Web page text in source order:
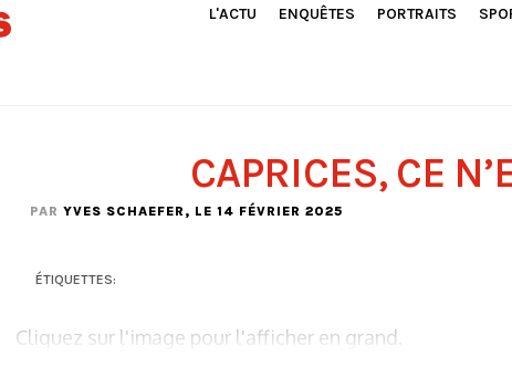
L'ACTU
CULTURE
PLANÈTE
ENQUÊTES PORTRAITS
CAPRICES, CE
PAR YVES SCHAEFER, LE 14 FÉVRIER 2025
ÉTIQUETTES:
Cliquez sur l'image pour l'afficher en grand.